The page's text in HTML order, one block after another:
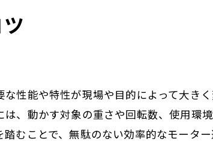
の実践活用法
対策ポイント
ター計算知識
算のコツ
い選び方
性能や特性が現場や目的によって大き
、動かす対象の重さや回転数、使用環境
むことで、無駄のない効率的なモータ